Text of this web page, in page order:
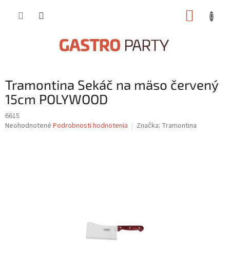
Tramontina Sekáč na mäso červený
15cm POLYWOOD
6615
Priemerné
Neohodnotené Podrobnosti hodnotenia Značka: Tramontina